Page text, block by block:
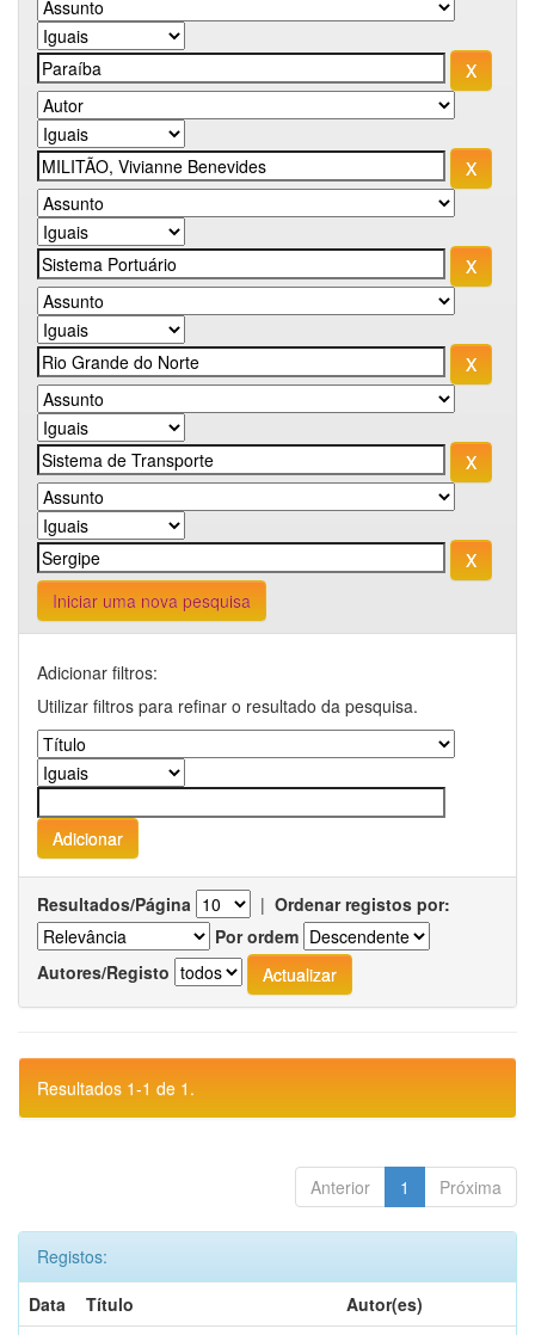
Iniciar uma nova pesquisa
Adicionar filtros:
Utilizar filtros para refinar o resultado da pesquisa.
Resultados/Página | Ordenar registos por:
Por ordem
Autores/Registo
Resultados 1-1 de 1.
Anterior 1 Próxima
Registos:
Data
Título
Autor(es)